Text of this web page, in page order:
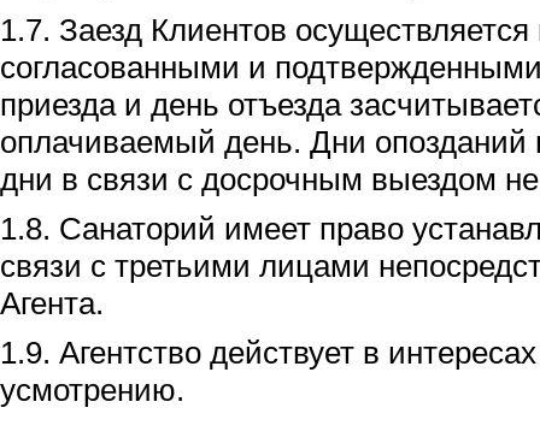
1.7. Заезд Клиентов осуществляется
согласованными и
приезда и день отъезда
оплачиваемый день. Дни опозданий
дни в связи с досрочным выездом
1.8. Санаторий имеет право
связи с третьими лицами
Агента.
1.9. Агентство действует в
усмотрению.